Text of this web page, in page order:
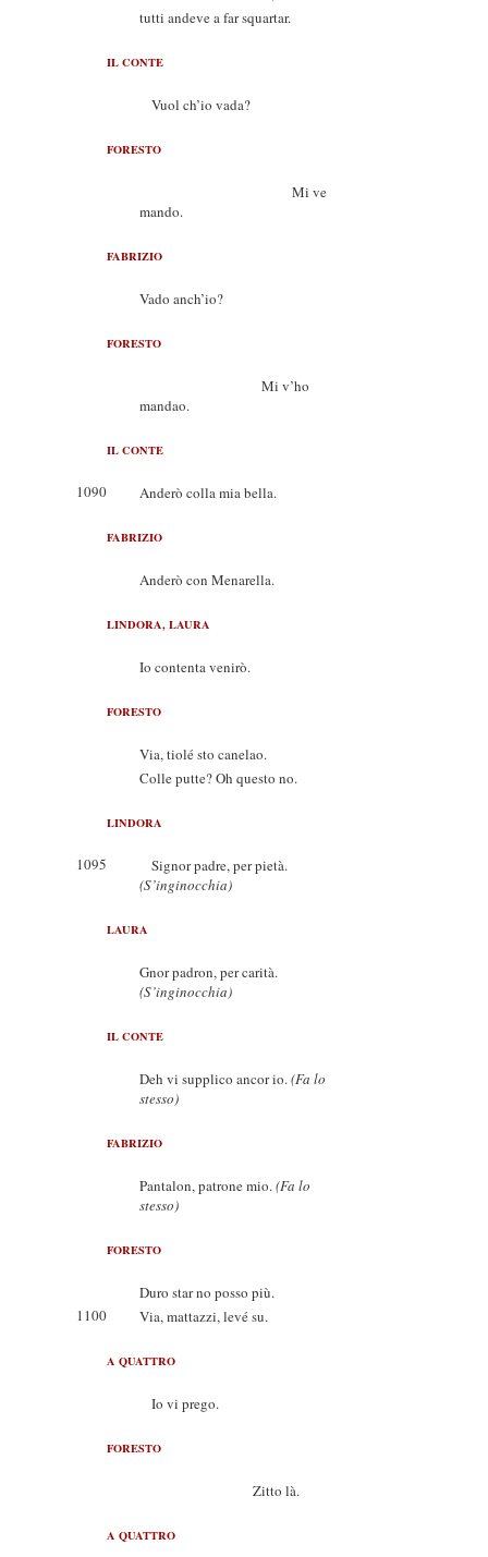
tutti andeve a far squartar.
IL CONTE
Vuol ch’io vada?
FORESTO
Mi ve
mando.
FABRIZIO
Vado anch’io?
FORESTO
Mi v’ho
mandao.
IL CONTE
1090 Anderò colla mia bella.
FABRIZIO
Anderò con Menarella.
LINDORA, LAURA
Io contenta venirò.
FORESTO
Via, tiolé sto canelao.
Colle putte? Oh questo no.
LINDORA
1095
Signor padre, per pietà.
(S’inginocchia)
LAURA
Gnor padron, per carità.
(S’inginocchia)
IL CONTE
Deh vi supplico ancor io.(Fa lo
stesso)
FABRIZIO
Pantalon, patrone mio.(Fa lo
stesso)
FORESTO
Duro star no posso più.
1100
Via, mattazzi, levé su.
A QUATTRO
Io vi prego.
FORESTO
Zitto là.
A QUATTRO